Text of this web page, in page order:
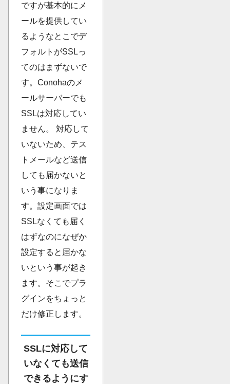
ですが基本的にメ
ールを提供してい
るようなとこでデ
フォルトがSSLっ
てのはまずないで
す。Conohaのメ
ールサーバーでも
SSLは対応してい
ません。 対応して
いないため、テス
トメールなど送信
しても届かないと
いう事になりま
す。設定画面では
SSLなくても届く
はずなのになぜか
設定すると届かな
いという事が起き
ます。そこでプラ
グインをちょっと
だけ修正します。
SSLに対応して
いなくても送信
できるようにす